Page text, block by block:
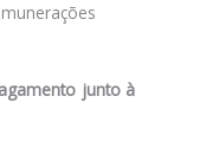
junto à